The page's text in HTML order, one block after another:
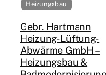
Heizungsbau
Gebr. Hartmann
Heizung-Lüftung-
Abwärme GmbH –
Heizungsbau &